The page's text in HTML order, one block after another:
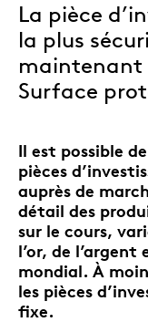
La pièce
la plus
maintenant
Surface
Il est possible
pièces
auprès de
détail des
sur le cours,
l’or, de
mondial. À
les pièces
fixe.